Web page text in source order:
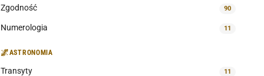
Zgodność 90
Numerologia 11
🌌ASTRONOMIA
Transyty 11